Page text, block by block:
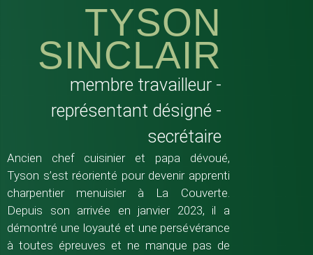
TYSON
SINCLAIR
membre travailleur -
représentant désigné -
secrétaire
Ancien chef cuisinier et papa dévoué,
Tyson s’est réorienté pour devenir apprenti
charpentier menuisier à La Couverte.
Depuis son arrivée en janvier 2023, il a
démontré une loyauté et une persévérance
à toutes épreuves et ne manque pas de